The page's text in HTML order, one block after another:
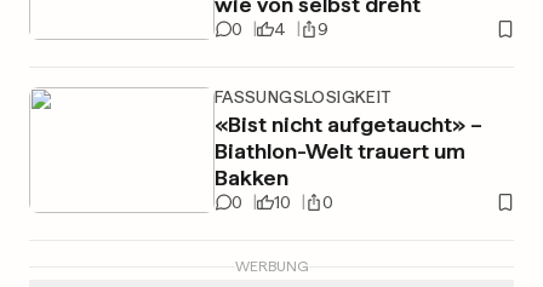
0 4 9
FASSUNGSLOSIGKEIT
«Bist nicht aufgetaucht» –
Biathlon-Welt trauert um
Bakken
0 10 0
WERBUNG